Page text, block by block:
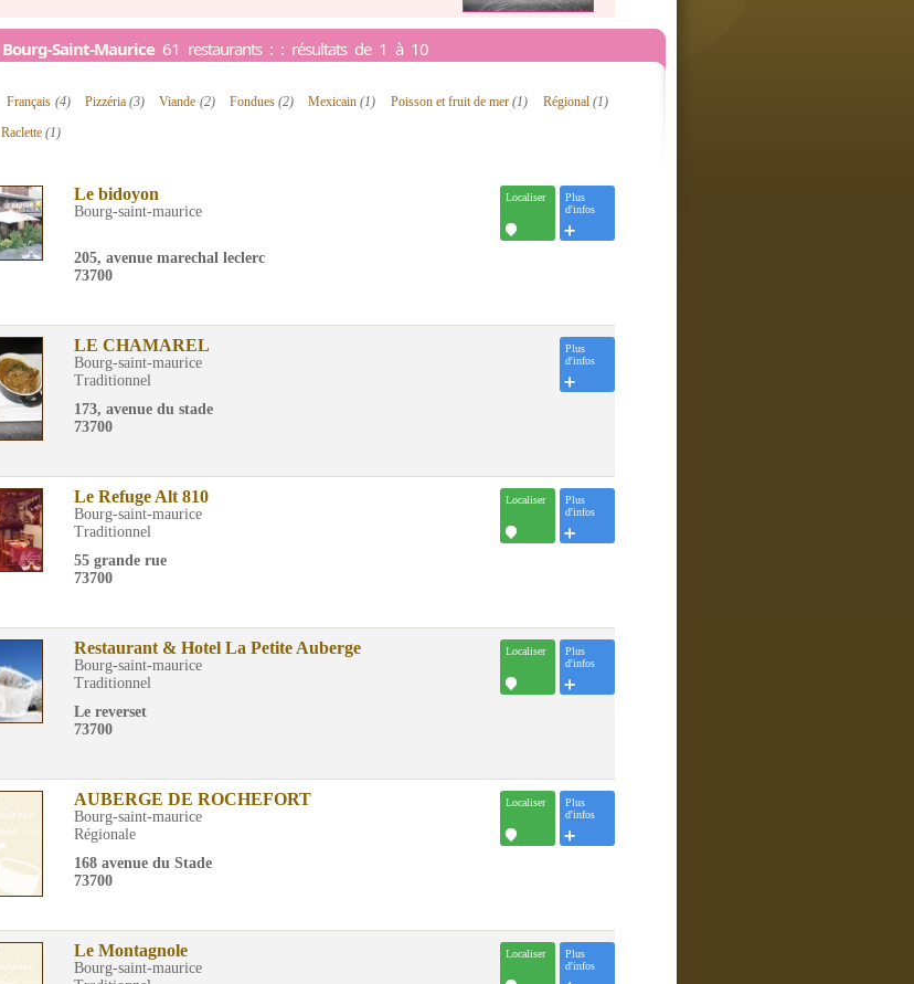
Bourg-Saint-Maurice 61 restaurants : : résultats de 1 à 10
Français (4) Pizzéria(3) Viande (2) Fondues (2) Mexicain(1) Poisson et fruit de mer(1) Régional (1)
Raclette(1)
Le bidoyon
Bourg-saint-maurice
205, avenue marechal leclerc
73700
Plus
d'infos
Localiser
LE CHAMAREL
Bourg-saint-maurice
Traditionnel
173, avenue du stade
73700
Plus
d'infos
Le Refuge Alt 810
Bourg-saint-maurice
Traditionnel
55 grande rue
73700
Plus
d'infos
Localiser
Restaurant & Hotel La Petite Auberge
Bourg-saint-maurice
Traditionnel
Le reverset
73700
Plus
d'infos
Localiser
AUBERGE DE ROCHEFORT
Bourg-saint-maurice
Régionale
168 avenue du Stade
73700
Plus
d'infos
Localiser
Le Montagnole
Bourg-saint-maurice
Plus
d'infos
Localiser